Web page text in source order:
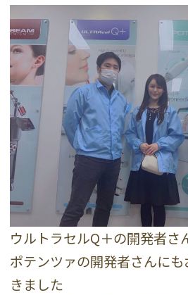
ウルトラセルQ＋の開発者さ
ポテンツァの開発者さんに
きました